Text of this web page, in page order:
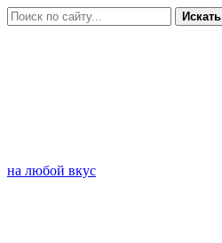
Искать
на любой вкус